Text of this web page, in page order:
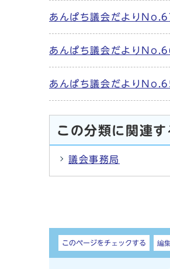
あんぱち議会だより
あんぱち議会だより
あんぱち議会だより
この分類に関連す
議会事務局
しおり
このページをチェックする 編集